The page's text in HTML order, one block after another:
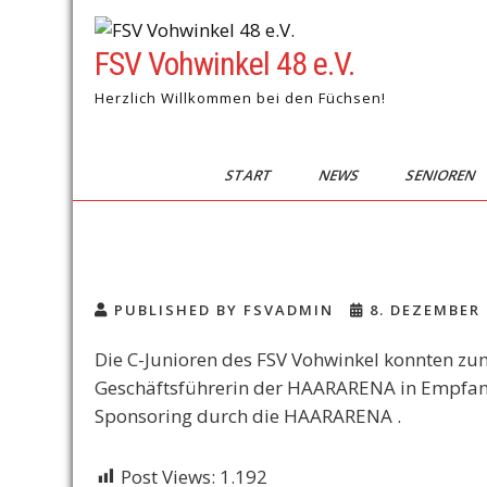
FSV Vohwinkel 48 e.V.
Herzlich Willkommen bei den Füchsen!
START NEWS SENIOREN
PUBLISHED BY FSVADMIN 8. DEZEMBER
Die C-Junioren des FSV Vohwinkel konnten
Geschäftsführerin der HAARARENA in
Sponsoring durch die HAARARENA .
Post Views: 1.192